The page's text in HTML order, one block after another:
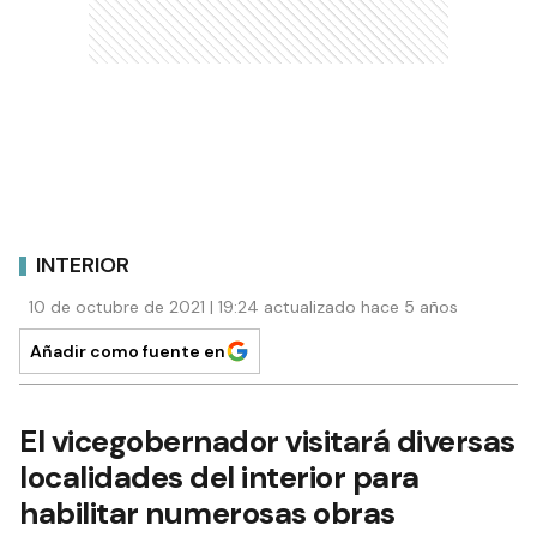
INTERIOR
10 de octubre de 2021 | 19:24 actualizado hace 5 años
Añadir como fuente en
El vicegobernador visitará diversas
localidades del interior para
habilitar numerosas obras